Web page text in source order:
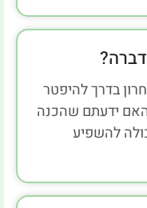
בדרך להיפטר
האם ידעתם שהכנה
להשפיע